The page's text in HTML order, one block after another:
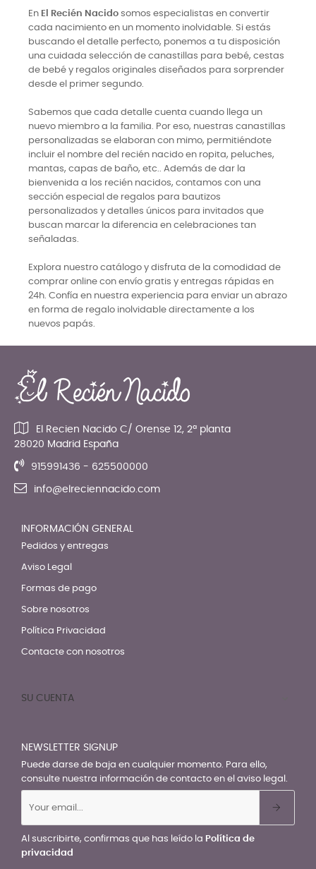
En El Recién Nacido somos especialistas en convertir
cada nacimiento en un momento inolvidable. Si estás
buscando el detalle perfecto, ponemos a tu disposición
una cuidada selección de canastillas para bebé, cestas
de bebé y regalos originales diseñados para sorprender
desde el primer segundo.
Sabemos que cada detalle cuenta cuando llega un
nuevo miembro a la familia. Por eso, nuestras canastillas
personalizadas se elaboran con mimo, permitiéndote
incluir el nombre del recién nacido en ropita, peluches,
mantas, capas de baño, etc.. Además de dar la
bienvenida a los recién nacidos, contamos con una
sección especial de regalos para bautizos
personalizados y detalles únicos para invitados que
buscan marcar la diferencia en celebraciones tan
señaladas.
Explora nuestro catálogo y disfruta de la comodidad de
comprar online con envío gratis y entregas rápidas en
24h. Confía en nuestra experiencia para enviar un abrazo
en forma de regalo inolvidable directamente a los
nuevos papás.
El Recien Nacido C/ Orense 12, 2ª planta
28020 Madrid España
915991436 - 625500000
info@elreciennacido.com
INFORMACIÓN GENERAL
Pedidos y entregas
Aviso Legal
Formas de pago
Sobre nosotros
Política Privacidad
Contacte con nosotros
SU CUENTA
NEWSLETTER SIGNUP
Puede darse de baja en cualquier momento. Para ello,
consulte nuestra información de contacto en el aviso legal.
Al suscribirte, confirmas que has leído la Política de
privacidad